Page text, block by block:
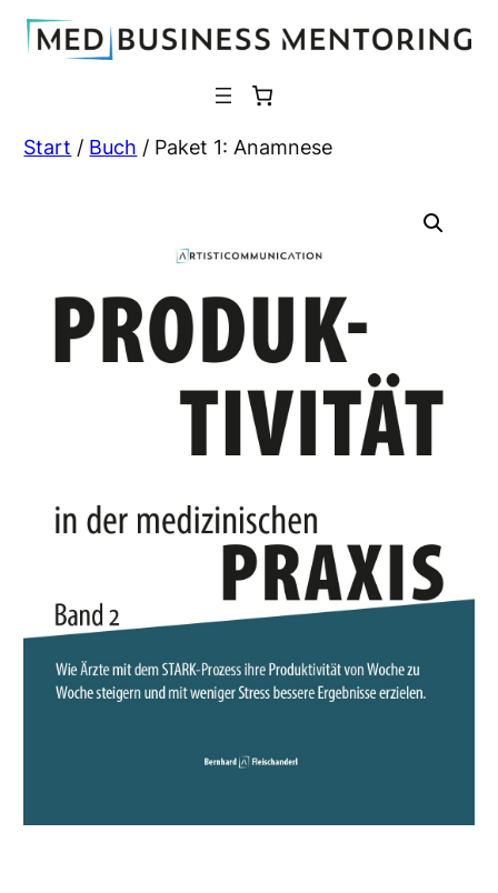
Zum
Inhalt
Start / Buch / Paket 1: Anamnese